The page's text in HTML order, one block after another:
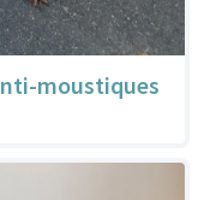
moustiques